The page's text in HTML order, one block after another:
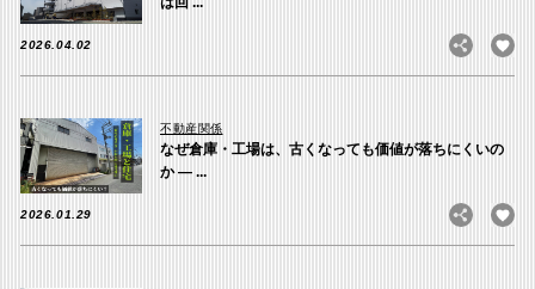
2026.04.02
不動産関係
なぜ倉庫・工場は、古くなっても価値が落ちにくいの
か ― ...
2026.01.29